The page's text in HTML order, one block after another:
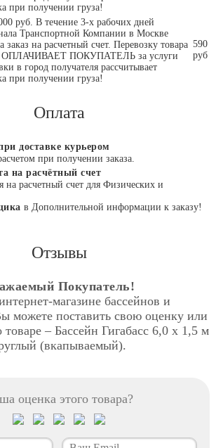
при получении груза!
руб. В течение 3-х рабочих дней
Транспортной Компании в Москве
заказ на расчетный счет. Перевозку товара
- ОПЛАЧИВАЕТ ПОКУПАТЕЛЬ за услуги
в город получателя рассчитывает
при получении груза!
590
руб
Оплата
доставке курьером
при получении заказа.
на расчётный счет
на расчетный счет для Физических и
в Дополнительной информации к заказу!
Отзывы
Покупатель!
магазине бассейнов и
можете поставить свою оценку или
товаре – Бассейн Гигабасс 6,0 х 1,5 м
(вкапываемый).
оценка этого товара?